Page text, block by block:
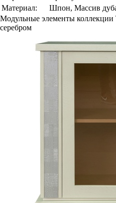
Материал:
Шпон, Массив
Модульные элементы коллекции
серебром